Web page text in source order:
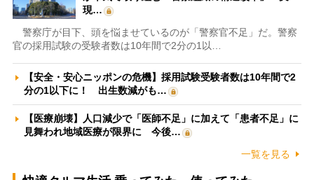
現…
警察庁が目下、頭を悩ませているのが「警察官不足」だ。警察
官の採用試験の受験者数は10年間で2分の1以…
【安全・安心ニッポンの危機】採用試験受験者数は10年間で2
分の1以下に！ 出生数減がも…
【医療崩壊】人口減少で「医師不足」に加えて「患者不足」に
見舞われ地域医療が限界に 今後…
一覧を見る